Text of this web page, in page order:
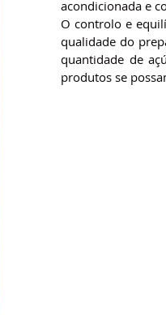
acondicionada e
O controlo e
qualidade do
quantidade de
produtos se